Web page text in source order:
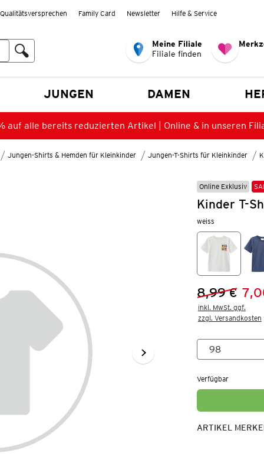
Qualitätsversprechen Family Card Newsletter Hilfe & Service
Meine Filiale
Filiale finden
JUNGEN DAMEN
auf alle bereits reduzierten Artikel | Online & in unseren
Jungen-Shirts & Hemden für Kleinkinder Jungen-T-Shirts für Kleinkinder
Online Exklusiv
Kinder T-
weiss
Vorheriger
8,99 €
Neuer
inkl. MwSt. ggf.
zzgl. Versandkosten
Verfügbar
ARTIKEL